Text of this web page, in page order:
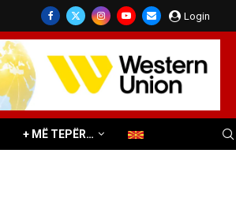
Login
+ MË TEPËR…